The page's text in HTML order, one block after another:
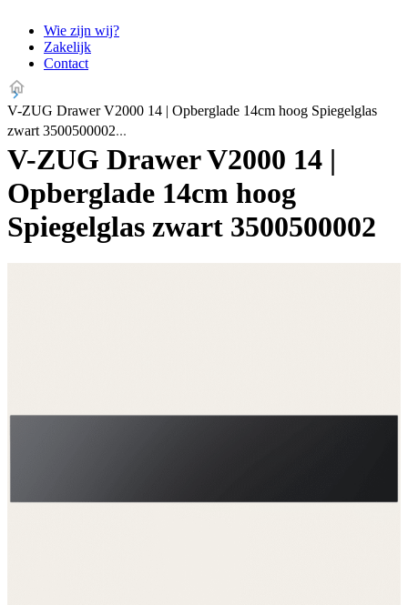
Wie zijn wij?
Zakelijk
Contact
V-ZUG Drawer V2000 14 | Opberglade 14cm hoog Spiegelglas
zwart 3500500002
V-ZUG Drawer V2000 14 |
Opberglade 14cm hoog
Spiegelglas zwart 3500500002